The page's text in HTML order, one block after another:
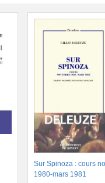
Sur Spinoza : cours
1980-mars 1981